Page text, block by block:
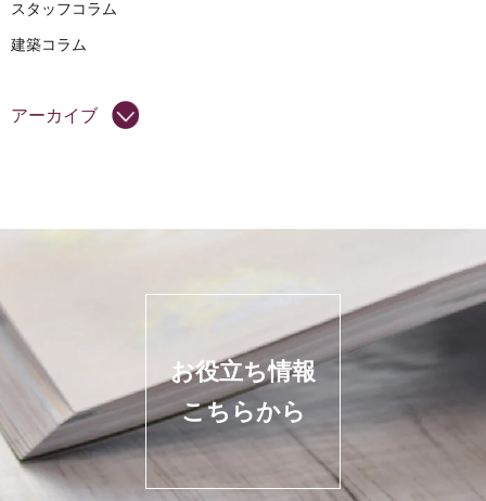
スタッフコラム
建築コラム
アーカイブ
お役立ち情報
こちらから